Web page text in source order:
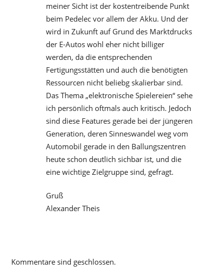
meiner Sicht ist der kostentreibende Punkt
beim Pedelec vor allem der Akku. Und der
wird in Zukunft auf Grund des Marktdrucks
der E-Autos wohl eher nicht billiger
werden, da die entsprechenden
Fertigungsstätten und auch die benötigten
Ressourcen nicht beliebg skalierbar sind.
Das Thema „elektronische Spielereien“ sehe
ich persönlich oftmals auch kritisch. Jedoch
sind diese Features gerade bei der jüngeren
Generation, deren Sinneswandel weg vom
Automobil gerade in den Ballungszentren
heute schon deutlich sichbar ist, und die
eine wichtige Zielgruppe sind, gefragt.
Gruß
Alexander Theis
Kommentare sind geschlossen.